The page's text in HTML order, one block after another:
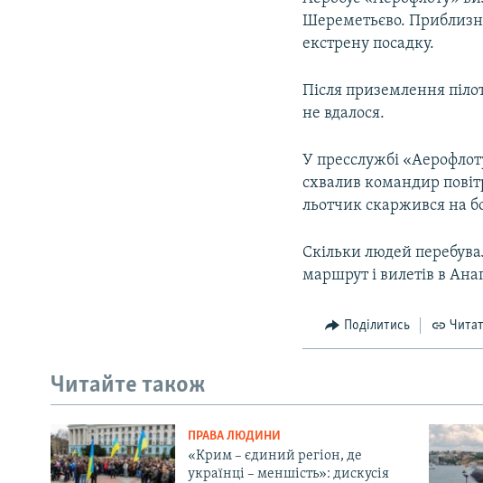
Шереметьєво.
екстрену посадку.
Після приземлення
не вдалося.
У пресслужбі
схвалив командир
льотчик скаржився на
Скільки людей
маршрут і вилетів в
Поділитись
Читайте також
ПРАВА ЛЮДИНИ
«Крим – єдиний регіон, де
українці – меншість»: дискусія